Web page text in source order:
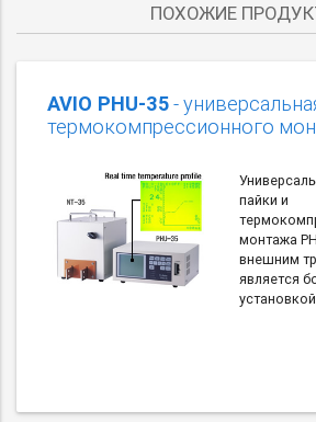
ПОХОЖИЕ
AVIO PHU-35-
термокомпрессионного
пайки и
монтажа
внешним
является